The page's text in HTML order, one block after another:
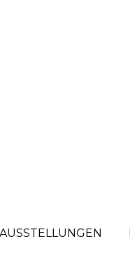
AUSSTELLUNGEN